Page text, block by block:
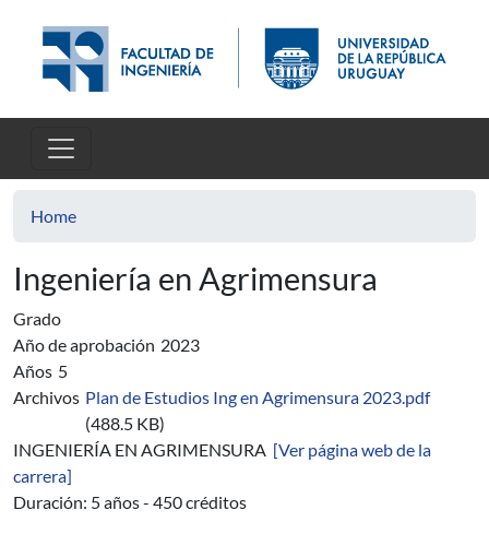
Home
Ingeniería en Agrimensura
Grado
Año de aprobación 2023
Años 5
Archivos Plan de Estudios Ing en Agrimensura 2023.pdf
(488.5 KB)
INGENIERÍA EN AGRIMENSURA [Ver página web de la
carrera]
Duración: 5 años - 450 créditos